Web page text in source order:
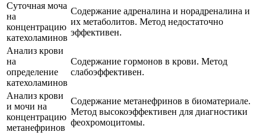
Суточная моча
на
концентрацию
катехоламинов
Содержание адреналина и норадреналина и
их метаболитов. Метод недостаточно
эффективен.
Анализ крови
на
определение
катехоламинов
Содержание гормонов в крови. Метод
слабоэффективен.
Анализ крови
и мочи на
концентрацию
метанефринов
Содержание метанефринов в биоматериале.
Метод высокоэффективен для диагностики
феохромоцитомы.